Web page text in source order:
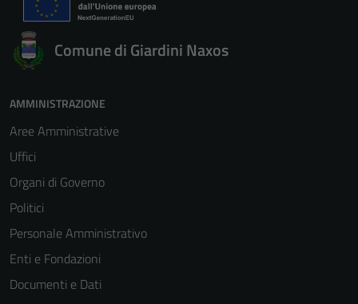
Comune di Giardini Naxos
AMMINISTRAZIONE
Aree Amministrative
Uffici
Organi di Governo
Politici
Personale Amministrativo
Enti e Fondazioni
Documenti e Dati